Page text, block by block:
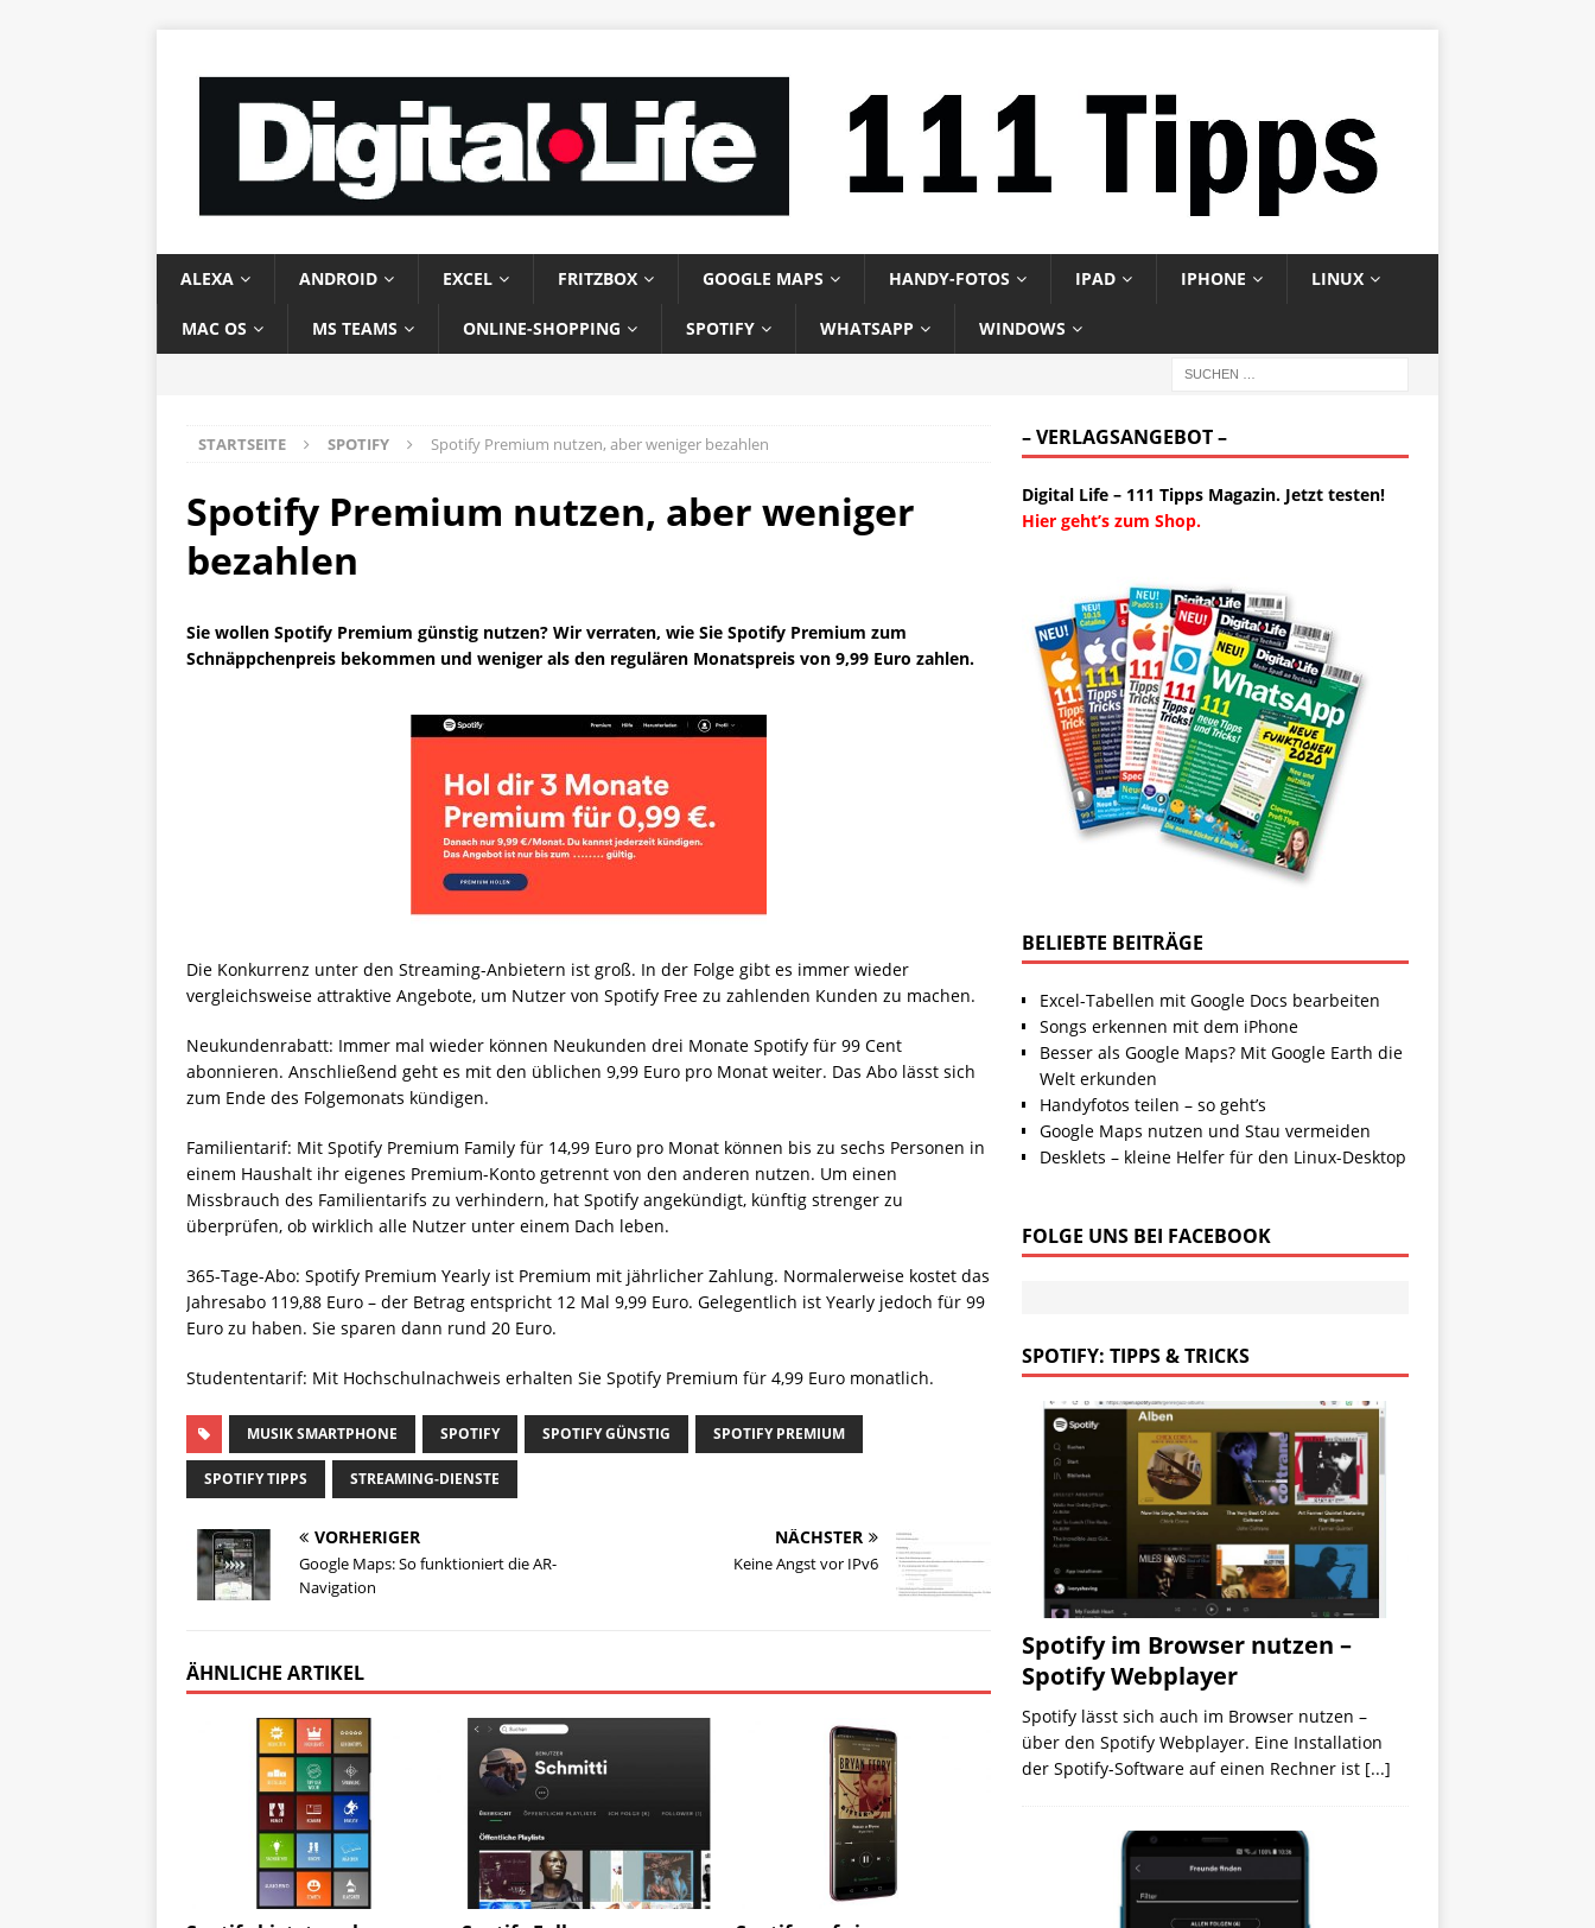
ALEXA ANDROID EXCEL FRITZBOX GOOGLE MAPS HANDY-FOTOS IPAD IPHONE LINUX
MAC OS MS TEAMS ONLINE-SHOPPING SPOTIFY WHATSAPP WINDOWS
STARTSEITE SPOTIFY Spotify Premium nutzen, aber weniger bezahlen
Spotify Premium nutzen, aber weniger
bezahlen
Sie wollen Spotify Premium günstig nutzen? Wir verraten, wie Sie Spotify Premium zum
Schnäppchenpreis bekommen und weniger als den regulären Monatspreis von 9,99 Euro zahlen.
Die Konkurrenz unter den Streaming-Anbietern ist groß. In der Folge gibt es immer wieder
vergleichsweise attraktive Angebote, um Nutzer von Spotify Free zu zahlenden Kunden zu machen.
Neukundenrabatt: Immer mal wieder können Neukunden drei Monate Spotify für 99 Cent
abonnieren. Anschließend geht es mit den üblichen 9,99 Euro pro Monat weiter. Das Abo lässt sich
zum Ende des Folgemonats kündigen.
Familientarif: Mit Spotify Premium Family für 14,99 Euro pro Monat können bis zu sechs Personen in
einem Haushalt ihr eigenes Premium-Konto getrennt von den anderen nutzen. Um einen
Missbrauch des Familientarifs zu verhindern, hat Spotify angekündigt, künftig strenger zu
überprüfen, ob wirklich alle Nutzer unter einem Dach leben.
365-Tage-Abo: Spotify Premium Yearly ist Premium mit jährlicher Zahlung. Normalerweise kostet das
Jahresabo 119,88 Euro – der Betrag entspricht 12 Mal 9,99 Euro. Gelegentlich ist Yearly jedoch für 99
Euro zu haben. Sie sparen dann rund 20 Euro.
Studententarif: Mit Hochschulnachweis erhalten Sie Spotify Premium für 4,99 Euro monatlich.
MUSIK SMARTPHONE SPOTIFY SPOTIFY GÜNSTIG SPOTIFY PREMIUM
SPOTIFY TIPPS STREAMING-DIENSTE
VORHERIGER
Google Maps: So funktioniert die AR-
Navigation
NÄCHSTER
Keine Angst vor IPv6
ÄHNLICHE ARTIKEL
– VERLAGSANGEBOT –
Digital Life – 111 Tipps Magazin. Jetzt testen!
Hier geht’s zum Shop.
BELIEBTE BEITRÄGE
Excel-Tabellen mit Google Docs bearbeiten
Songs erkennen mit dem iPhone
Besser als Google Maps? Mit Google Earth die
Welt erkunden
Handyfotos teilen – so geht’s
Google Maps nutzen und Stau vermeiden
Desklets – kleine Helfer für den Linux-Desktop
FOLGE UNS BEI FACEBOOK
SPOTIFY: TIPPS & TRICKS
Spotify im Browser nutzen –
Spotify Webplayer
Spotify lässt sich auch im Browser nutzen –
über den Spotify Webplayer. Eine Installation
der Spotify-Software auf einen Rechner ist [...]